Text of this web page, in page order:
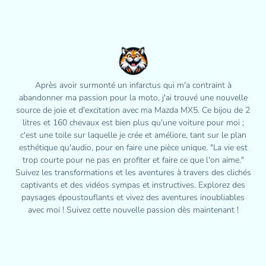
Après avoir surmonté un infarctus qui m'a contraint à
abandonner ma passion pour la moto, j'ai trouvé une nouvelle
source de joie et d'excitation avec ma Mazda MX5. Ce bijou de 2
litres et 160 chevaux est bien plus qu'une voiture pour moi ;
c'est une toile sur laquelle je crée et améliore, tant sur le plan
esthétique qu'audio, pour en faire une pièce unique. "La vie est
trop courte pour ne pas en profiter et faire ce que l'on aime."
Suivez les transformations et les aventures à travers des clichés
captivants et des vidéos sympas et instructives. Explorez des
paysages époustouflants et vivez des aventures inoubliables
avec moi ! Suivez cette nouvelle passion dès maintenant !